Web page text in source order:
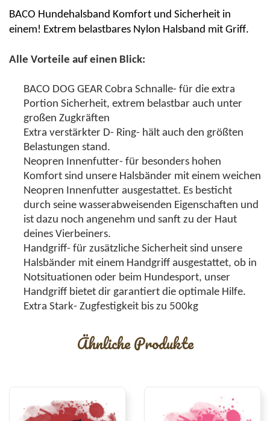
BACO Hundehalsband Komfort und Sicherheit in
einem! Extrem belastbares Nylon Halsband mit Griff.
Alle Vorteile auf einen Blick:
BACO DOG GEAR Cobra Schnalle- für die extra
Portion Sicherheit, extrem belastbar auch unter
großen Zugkräften
Extra verstärkter D- Ring- hält auch den größten
Belastungen stand.
Neopren Innenfutter- für besonders hohen
Komfort sind unsere Halsbänder mit einem weichen
Neopren Innenfutter ausgestattet. Es besticht
durch seine wasserabweisenden Eigenschaften und
ist dazu noch angenehm und sanft zu der Haut
deines Vierbeiners.
Handgriff- für zusätzliche Sicherheit sind unsere
Halsbänder mit einem Handgriff ausgestattet, ob in
Notsituationen oder beim Hundesport, unser
Handgriff bietet dir garantiert die optimale Hilfe.
Extra Stark- Zugfestigkeit bis zu 500kg
Ähnliche Produkte